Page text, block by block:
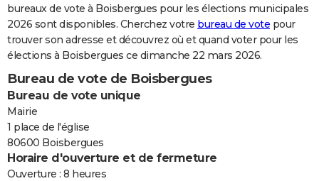
Dictionnaire
Biographies
Citations
Expressions
Proverbes
PROGRAMME TV
COPAINS D'AVANT
FORUM
Bricolage
Lifestyle
Culture
Sport
Auto
Television
Voyage
Cinema
bureaux de vote à Boisbergues pour les élections municipales
2026 sont disponibles. Cherchez votre bureau de vote pour
trouver son adresse et découvrez où et quand voter pour les
élections à Boisbergues ce dimanche 22 mars 2026.
Bureau de vote de Boisbergues
Bureau de vote unique
Mairie
1 place de l'église
80600 Boisbergues
Horaire d'ouverture et de fermeture
Ouverture : 8 heures